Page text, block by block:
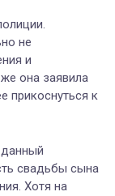
не
и
она заявила
прикоснуться к
свадьбы сына
Хотя на